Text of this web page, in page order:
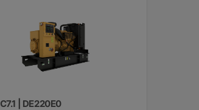
C7.1 | DE220E0